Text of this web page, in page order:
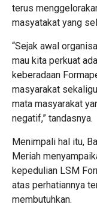
terus
masyatakat yang
“Sejak awal
mau kita perkuat
keberadaan
masyarakat
mata masyarakat
negatif,” tandasnya.
Menimpali hal itu,
Meriah
kepedulian LSM
atas perhatiannya
membutuhkan.